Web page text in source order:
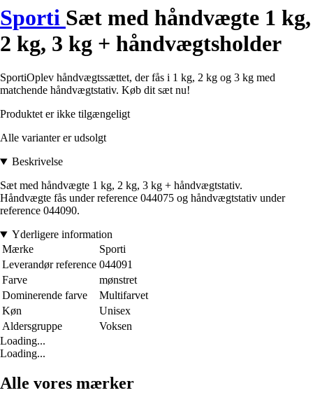
Sporti Sæt med håndvægte 1 kg,
2 kg, 3 kg + håndvægtsholder
SportiOplev håndvægtssættet, der fås i 1 kg, 2 kg og 3 kg med
matchende håndvægtstativ. Køb dit sæt nu!
Produktet er ikke tilgængeligt
Alle varianter er udsolgt
Beskrivelse
Sæt med håndvægte 1 kg, 2 kg, 3 kg + håndvægtstativ.
Håndvægte fås under reference 044075 og håndvægtstativ under
reference 044090.
Yderligere information
Mærke
Sporti
Leverandør reference 044091
Farve
mønstret
Dominerende farve
Multifarvet
Køn
Unisex
Aldersgruppe
Voksen
Loading...
Loading...
Alle vores mærker